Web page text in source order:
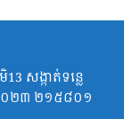
សង្កាត់ទន្លេ
: ០២៣ ២១៥៨០១